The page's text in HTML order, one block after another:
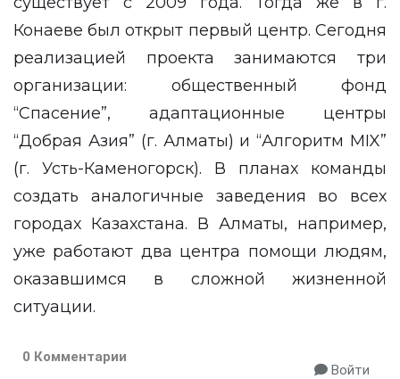
Конаеве был открыт первый центр. Сегодня
реализацией проекта занимаются три
организации: общественный фонд
“Спасение”, адаптационные центры
“Добрая Азия” (г. Алматы) и “Алгоритм MIX”
(г. Усть-Каменогорск). В планах команды
создать аналогичные заведения во всех
городах Казахстана. В Алматы, например,
уже работают два центра помощи людям,
оказавшимся в сложной жизненной
ситуации.
0 Комментарии
Войти